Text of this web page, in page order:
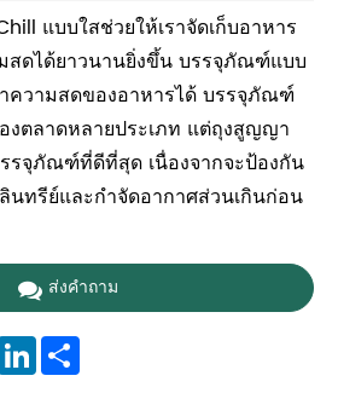
แบบใสช่วยให้เราจัดเก็บอาหาร
สดได้ยาวนานยิ่งขึ้น บรรจุภัณฑ์แบบ
ความสดของอาหารได้ บรรจุภัณฑ์
งตลาดหลายประเภท แต่ถุงสูญญา
รจุภัณฑ์ที่ดีที่สุด เนื่องจากจะป้องกัน
นทรีย์และกำจัดอากาศส่วนเกินก่อน
ส่งคำถาม
LinkedIn